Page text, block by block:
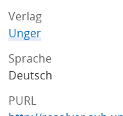
Verlag
Unger
Sprache
Deutsch
PURL